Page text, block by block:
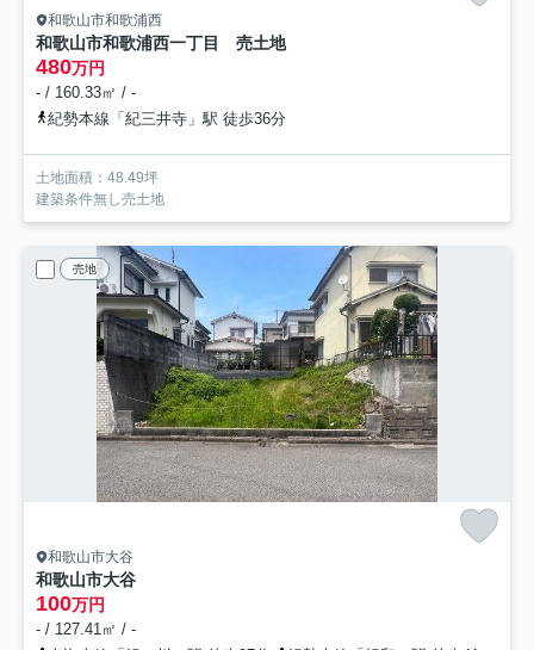
和歌山市和歌浦西
和歌山市和歌浦西一丁目 売土地
480万円
- / 160.33㎡ / -
紀勢本線「紀三井寺」駅 徒歩36分
土地面積：48.49坪
建築条件無し売土地
売地
和歌山市大谷
和歌山市大谷
100万円
- / 127.41㎡ / -